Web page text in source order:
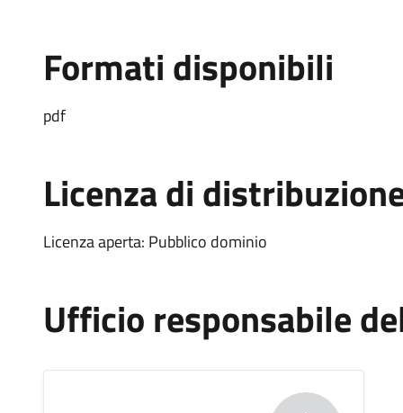
Formati disponibili
pdf
Licenza di
Licenza aperta: Pubblico dominio
Ufficio responsabile